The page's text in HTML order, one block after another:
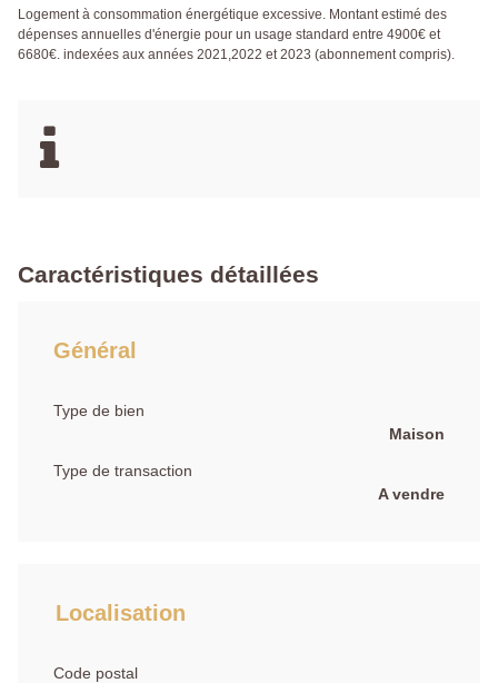
Logement à consommation énergétique excessive. Montant estimé des
dépenses annuelles d'énergie pour un usage standard entre 4900€ et
6680€. indexées aux années 2021,2022 et 2023 (abonnement compris).
Caractéristiques détaillées
Général
Type de bien
Maison
Type de transaction
A vendre
Localisation
Code postal